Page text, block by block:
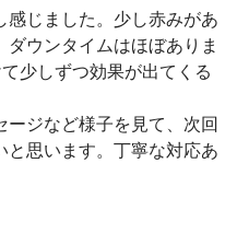
じました。少し赤みがあ
ウンタイムはほぼありま
少しずつ効果が出てくる
ジなど様子を見て、次回
と思います。丁寧な対応あ